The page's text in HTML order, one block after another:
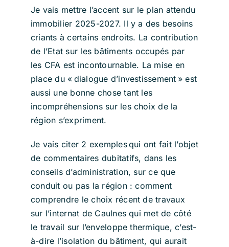
Je vais mettre l’accent sur le plan attendu
immobilier 2025-2027. Il y a des besoins
criants à certains endroits. La contribution
de l’Etat sur les bâtiments occupés par
les CFA est incontournable. La mise en
place du « dialogue d’investissement » est
aussi une bonne chose tant les
incompréhensions sur les choix de la
région s’expriment.
Je vais citer 2 exemples qui ont fait l’objet
de commentaires dubitatifs, dans les
conseils d’administration, sur ce que
conduit ou pas la région : comment
comprendre le choix récent de travaux
sur l’internat de Caulnes qui met de côté
le travail sur l’enveloppe thermique, c’est-
à-dire l’isolation du bâtiment, qui aurait